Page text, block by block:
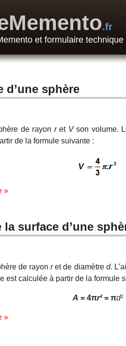
.fr
et formulaire technique
d’une sphère
de rayon ret Vson volume.
de la formule suivante :
»
la surface d’une
de rayonret de diamètre d.
est calculée à partir de la formule
A = 4πr² = πd²
»